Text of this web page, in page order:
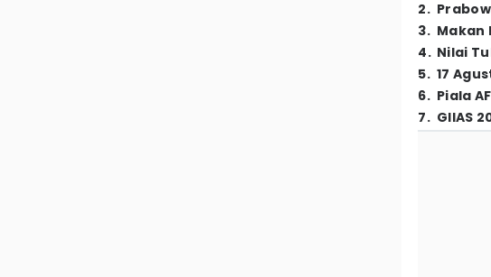
2.
3. Makan
4. Nilai
5. 17
6. Piala
7. GIIAS